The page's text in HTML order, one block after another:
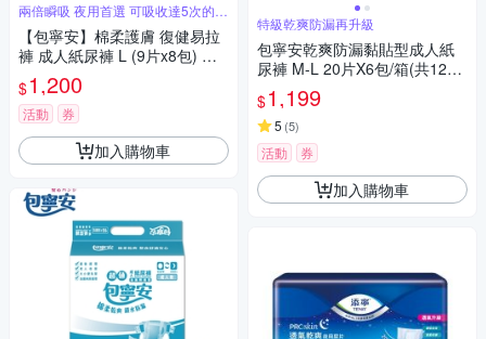
兩倍瞬吸 夜用首選 可吸收達5次的尿
量
【包寧安】棉柔護膚 復健易拉
褲 成人紙尿褲 L (9片x8包) 箱
購
$1,200
活動 券
加入購物車
特級乾爽防漏再升級
包寧安乾爽防漏黏貼型成人紙
尿褲 M-L 20片X6包/箱(共120
片)
$1,199
5 (5)
活動 券
加入購物車